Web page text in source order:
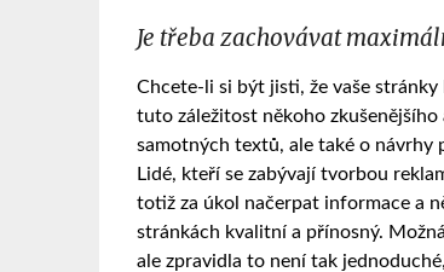
Je třeba zachovávat
Chcete-li si být jisti, že vaše
tuto záležitost někoho
samotných textů, ale také o návrhy
Lidé, kteří se zabývají tvorbou
totiž za úkol načerpat informace a
stránkách kvalitní a přínosný.
ale zpravidla to není tak